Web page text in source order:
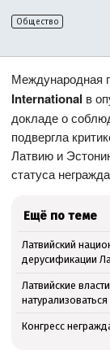
Общество
Международная
International в
докладе о
подвергла
Латвию и
статуса
Ещё по теме
Латвийский
дерусификации
Латвийские
натурализоваться
Конгресс